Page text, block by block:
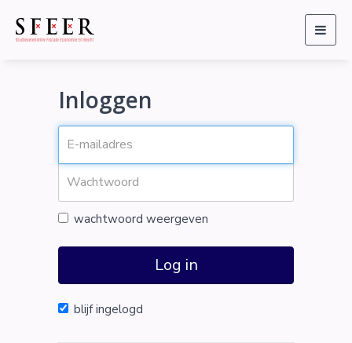
Inloggen
wachtwoord weergeven
Log in
blijf ingelogd